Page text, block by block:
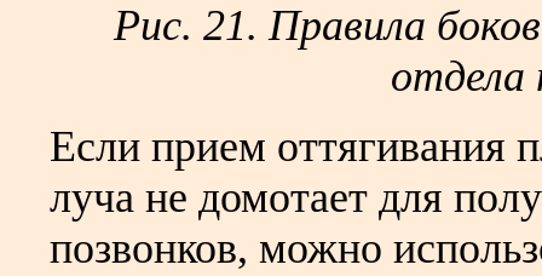
Рис. 21. Правила
отдела
Если прием оттягивания
луча не домотает для
позвонков, можно